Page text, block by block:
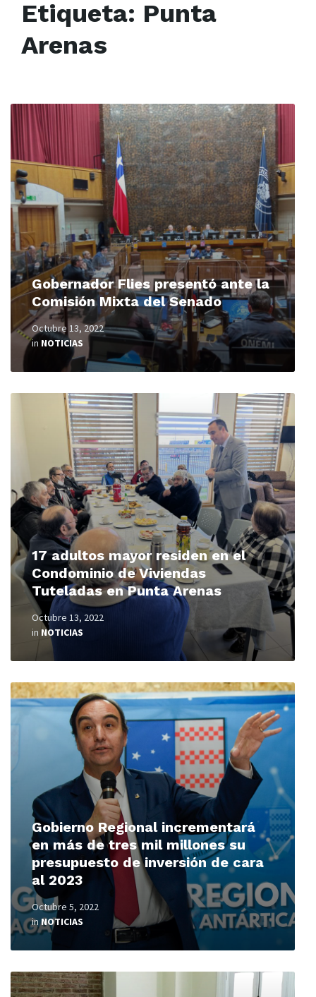
Etiqueta: Punta
Arenas
Gobernador Flies presentó ante la
Comisión Mixta del Senado
Octubre 13, 2022
in NOTICIAS
Read
More
17 adultos mayor residen en el
Condominio de Viviendas
Tuteladas en Punta Arenas
Octubre 13, 2022
in NOTICIAS
Gobierno Regional incrementará
en más de tres mil millones su
presupuesto de inversión de cara
al 2023
Octubre 5, 2022
inNOTICIAS
Read
More
Read
More